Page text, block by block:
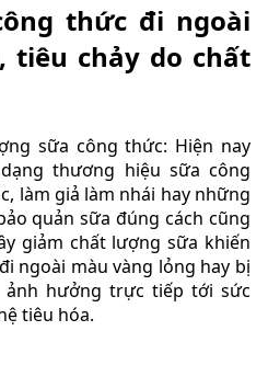
thức đi ngoài
tiêu chảy do chất
sữa công thức: Hiện nay
thương hiệu sữa công
làm giả làm nhái hay những
quản sữa đúng cách cũng
giảm chất lượng sữa khiến
ngoài màu vàng lỏng hay bị
ảnh hưởng trực tiếp tới sức
tiêu hóa.